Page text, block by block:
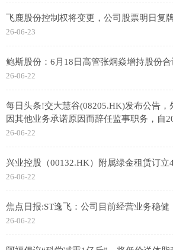
飞鹿股份控制权将变更，公司股票明日复
26-06-23
鲍斯股份：6月18日高管张炯焱增持股份
26-06-22
每日头条!交大慧谷(08205.HK)发布公告，
因其他业务承诺原因而辞任监事职务，自
26-06-22
兴业控股（00132.HK）附属绿金租赁订立
26-06-22
焦点日报:ST逸飞：公司目前经营业务稳健
26-06-22